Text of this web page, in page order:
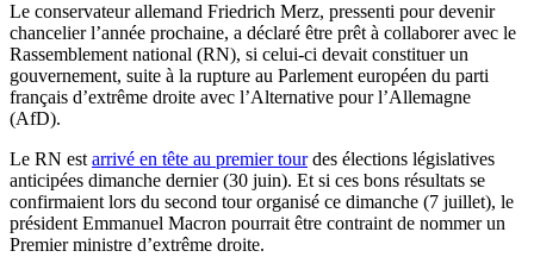
Le conservateur allemand Friedrich Merz, pressenti pour devenir
chancelier l’année prochaine, a déclaré être prêt à collaborer avec le
Rassemblement national (RN), si celui-ci devait constituer un
gouvernement, suite à la rupture au Parlement européen du parti
français d’extrême droite avec l’Alternative pour l’Allemagne
(AfD).
Le RN est arrivé en tête au premier tourdes élections législatives
anticipées dimanche dernier (30 juin). Et si ces bons résultats se
confirmaient lors du second tour organisé ce dimanche (7 juillet), le
président Emmanuel Macron pourrait être contraint de nommer un
Premier ministre d’extrême droite.